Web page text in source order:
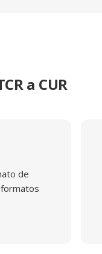
a CUR
de